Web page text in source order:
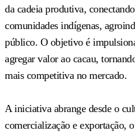
da cadeia produtiva,
comunidades indígenas,
público. O objetivo é
agregar valor ao cacau,
mais competitiva no mercado.
A iniciativa abrange desde o
comercialização e exportação,